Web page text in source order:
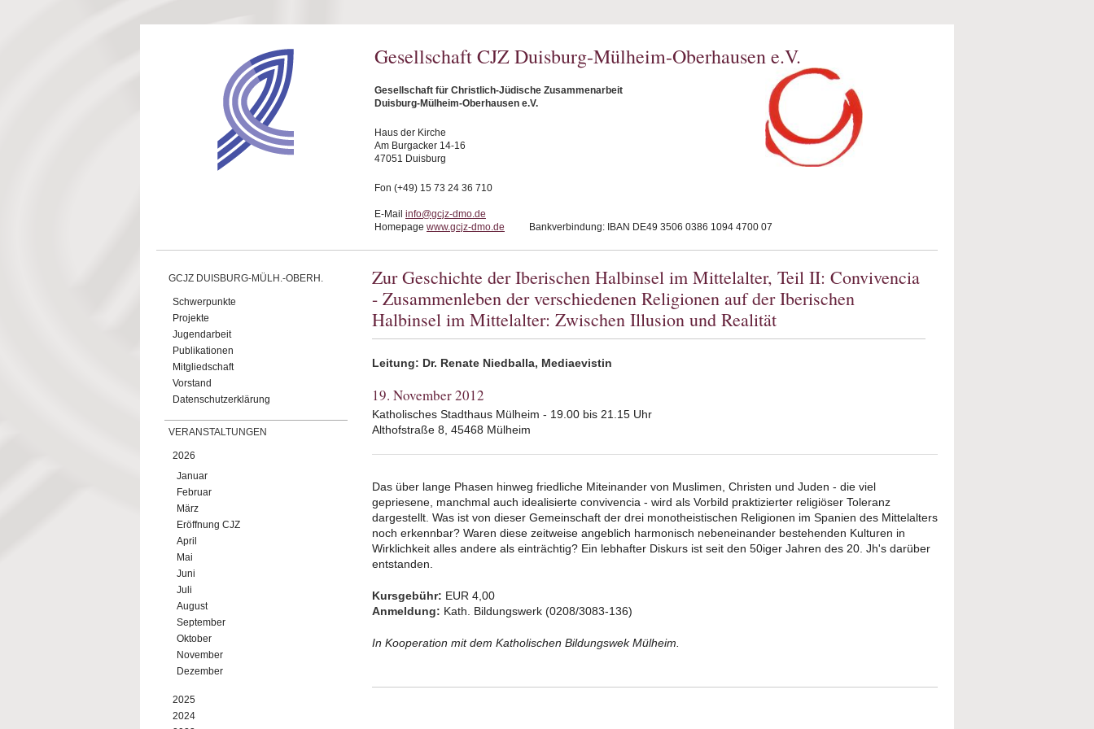
Gesellschaft CJZ Duisburg-Mülheim-Oberhausen e.V.
Gesellschaft für Christlich-Jüdische Zusammenarbeit
Duisburg-Mülheim-Oberhausen e.V.
Haus der Kirche
Am Burgacker 14-16
47051 Duisburg
Fon (+49) 15 73 24 36 710
E-Mail info@gcjz-dmo.de
Homepage www.gcjz-dmo.de Bankverbindung: IBAN DE49 3506 0386 1094 4700 07
GCJZ DUISBURG-MÜLH.-OBERH.
Schwerpunkte
Projekte
Jugendarbeit
Publikationen
Mitgliedschaft
Vorstand
Datenschutzerklärung
VERANSTALTUNGEN
2026
Januar
Februar
März
Eröffnung CJZ
April
Mai
Juni
Juli
August
September
Oktober
November
Dezember
2025
2024
Zur Geschichte der Iberischen Halbinsel im Mittelalter, Teil II: Convivencia
- Zusammenleben der verschiedenen Religionen auf der Iberischen
Halbinsel im Mittelalter: Zwischen Illusion und Realität
Leitung: Dr. Renate Niedballa, Mediaevistin
19. November 2012
Katholisches Stadthaus Mülheim - 19.00 bis 21.15 Uhr
Althofstraße 8, 45468 Mülheim
Das über lange Phasen hinweg friedliche Miteinander von Muslimen, Christen und Juden - die viel
gepriesene, manchmal auch idealisierte convivencia - wird als Vorbild praktizierter religiöser Toleranz
dargestellt. Was ist von dieser Gemeinschaft der drei monotheistischen Religionen im Spanien des Mittelalters
noch erkennbar? Waren diese zeitweise angeblich harmonisch nebeneinander bestehenden Kulturen in
Wirklichkeit alles andere als einträchtig? Ein lebhafter Diskurs ist seit den 50iger Jahren des 20. Jh's darüber
entstanden.
Kursgebühr: EUR 4,00
Anmeldung: Kath. Bildungswerk (0208/3083-136)
In Kooperation mit dem Katholischen Bildungswek Mülheim.